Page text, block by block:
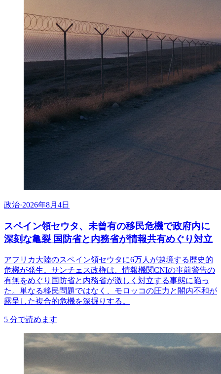
政治·2026年8月4日
スペイン領セウタ、未曾有の移民危機で政府内に
深刻な亀裂 国防省と内務省が情報共有めぐり対立
アフリカ大陸のスペイン領セウタに6万人が越境する歴史的
危機が発生。サンチェス政権は、情報機関CNIの事前警告の
有無をめぐり国防省と内務省が激しく対立する事態に陥っ
た。単なる移民問題ではなく、モロッコの圧力と閣内不和が
露呈した複合的危機を深掘りする。
5 分で読めます